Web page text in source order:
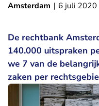
Amsterdam | 6 juli 2020
De rechtbank
140.000 uitspraken
we 7 van de
zaken per